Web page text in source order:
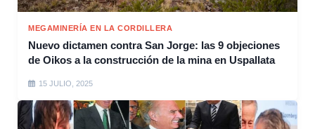
MEGAMINERÍA EN LA CORDILLERA
Nuevo dictamen contra San Jorge: las 9 objeciones
de Oikos a la construcción de la mina en Uspallata
15 JULIO, 2025